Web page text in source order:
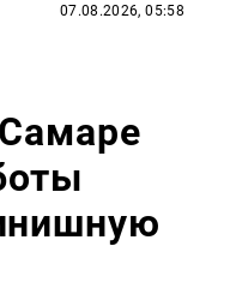
07.08.2026, 05:58